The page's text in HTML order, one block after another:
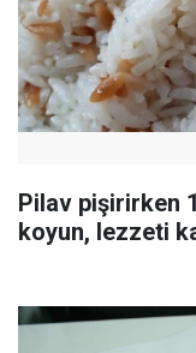
Pilav pişirirken
koyun, lezzeti